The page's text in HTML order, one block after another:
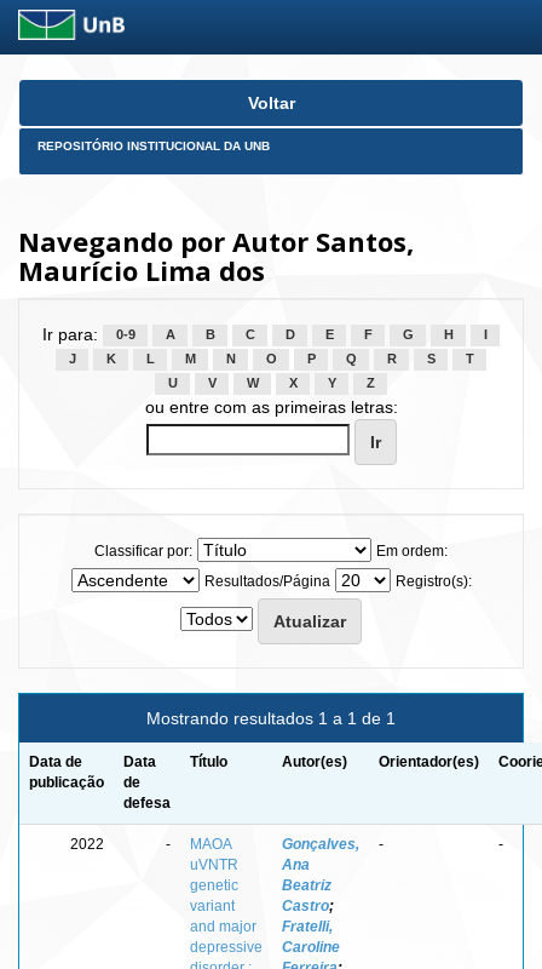
Skip
Voltar
REPOSITÓRIO INSTITUCIONAL DA UNB
Navegando por Autor Santos,
Maurício Lima dos
Ir para: 0-9 A B C D E F G H
J
K L M N O P Q R S
T
U
V W X Y Z
ou entre com as primeiras letras:
Classificar por:
Em ordem:
Resultados/Página
Registro(s):
Mostrando resultados 1 a 1 de 1
Data de
publicação
Data
de
defesa
Título Autor(es) Orientador(es)
2022 -
MAOA
uVNTR
genetic
variant
and major
depressive
Gonçalves,
Ana
Beatriz
Castro;
Fratelli,
Caroline
- -